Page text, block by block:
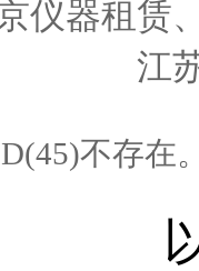
仪器租赁
江
不存在